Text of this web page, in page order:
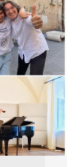
ի
դեպի
դատում են
է